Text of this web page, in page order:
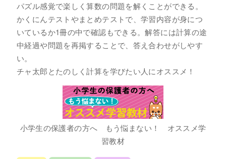
パズル感覚で楽しく算数の問題を解くことができる。
かくにんテストやまとめテストで、学習内容が身につ
いているか1冊の中で確認もできる。解答には計算の途
中経過や問題を再掲することで、答え合わせがしやす
い。
チャ太郎とたのしく計算を学びたい人にオススメ！
小学生の保護者の方へ もう悩まない！ オススメ学
習教材